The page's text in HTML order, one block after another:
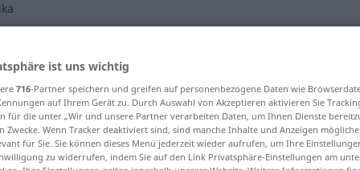
für "ekonomika"
ist uns wichtig
716-Partner speichern und greifen auf personenbezogene Daten wie
auf Ihrem Gerät zu. Durch Auswahl von Akzeptieren aktivieren Sie
für die unter „Wir und unsere Partner verarbeiten Daten, um Ihnen Dienste
Zwecke. Wenn Tracker deaktiviert sind, sind manche Inhalte und Anzeigen
für Sie. Sie können dieses Menü jederzeit wieder aufrufen, um Ihre
zu widerrufen, indem Sie auf den Link Privatsphäre-Einstellungen am